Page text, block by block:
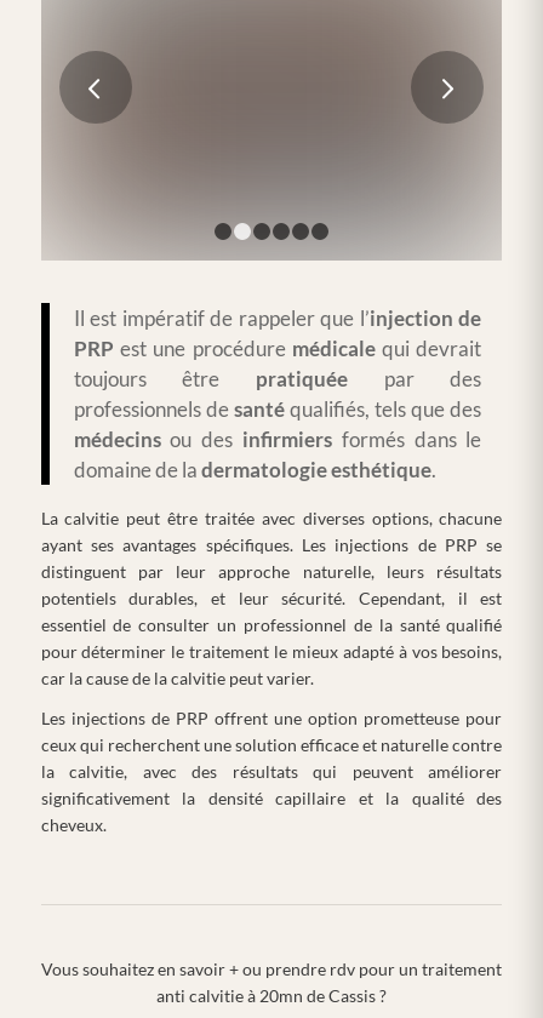
Il est impératif de rappeler que l’injection de
PRP est une procédure médicalequi devrait
toujours être pratiquée par des
professionnels desantéqualifiés, tels que des
médecinsou des infirmiers formés dans le
domaine de ladermatologieesthétique.
La calvitie peut être traitée avec diverses options, chacune
ayant ses avantages spécifiques. Les injections de PRP se
distinguent par leur approche naturelle, leurs résultats
potentiels durables, et leur sécurité. Cependant, il est
essentiel de consulter un professionnel de la santé qualifié
pour déterminer le traitement le mieux adapté à vos besoins,
car la cause de la calvitie peut varier.
Les injections de PRP offrent une option prometteuse pour
ceux qui recherchent une solution efficace et naturelle contre
la calvitie, avec des résultats qui peuvent améliorer
significativement la densité capillaire et la qualité des
cheveux.
Vous souhaitez en savoir + ou prendre rdv pour un traitement
anti calvitie à 20mn de Cassis ?